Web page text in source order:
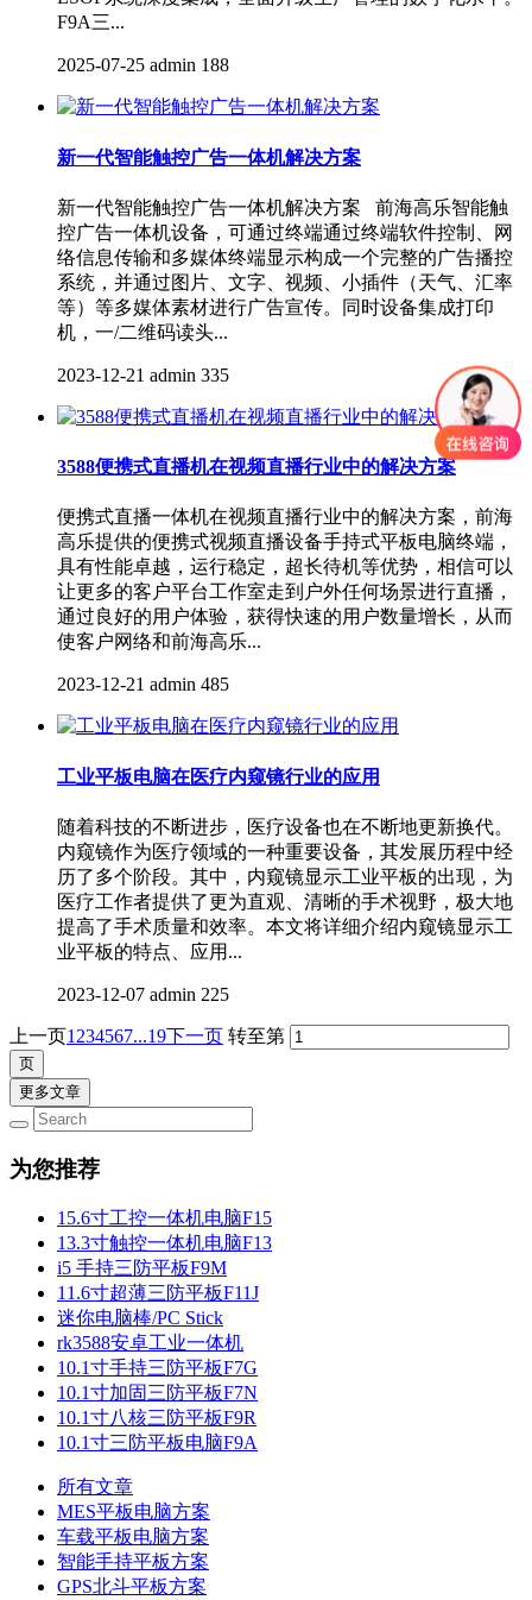
F9A三...
2025-07-25 admin 188
新一代智能触控广告一体机解决方案
新一代智能触控广告一体机解决方案 前海高乐智能触
控广告一体机设备，可通过终端通过终端软件控制、网
络信息传输和多媒体终端显示构成一个完整的广告播控
系统，并通过图片、文字、视频、小插件（天气、汇率
等）等多媒体素材进行广告宣传。同时设备集成打印
机，一/二维码读头...
2023-12-21 admin 335
3588便携式直播机在视频直播行业中的解决方案
便携式直播一体机在视频直播行业中的解决方案，前海
高乐提供的便携式视频直播设备手持式平板电脑终端，
具有性能卓越，运行稳定，超长待机等优势，相信可以
让更多的客户平台工作室走到户外任何场景进行直播，
通过良好的用户体验，获得快速的用户数量增长，从而
使客户网络和前海高乐...
2023-12-21 admin 485
工业平板电脑在医疗内窥镜行业的应用
随着科技的不断进步，医疗设备也在不断地更新换代。
内窥镜作为医疗领域的一种重要设备，其发展历程中经
历了多个阶段。其中，内窥镜显示工业平板的出现，为
医疗工作者提供了更为直观、清晰的手术视野，极大地
提高了手术质量和效率。本文将详细介绍内窥镜显示工
业平板​的特点、应用...
2023-12-07 admin 225
上一页1 234567...19下一页 转至第
更多文章
为您推荐
15.6寸工控一体机电脑F15
13.3寸触控一体机电脑F13
i5 手持三防平板F9M
11.6寸超薄三防平板F11J
迷你电脑棒/PC Stick
rk3588安卓工业一体机
10.1寸手持三防平板F7G
10.1寸加固三防平板F7N
10.1寸八核三防平板F9R
10.1寸三防平板电脑F9A
所有文章
MES平板电脑方案
车载平板电脑方案
智能手持平板方案
GPS北斗平板方案